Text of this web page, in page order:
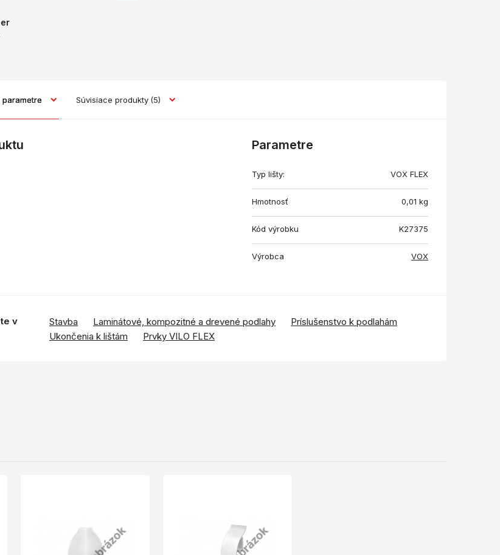
Súvisiace produkty (5)
Parametre
Typ lišty: VOX FLEX
Hmotnosť 0,01 kg
Kód výrobku K27375
Výrobca VOX
v
Stavba Laminátové, kompozitné a drevené podlahy
Príslušenstvo k podlahám
Ukončenia k lištám
Prvky VILO FLEX